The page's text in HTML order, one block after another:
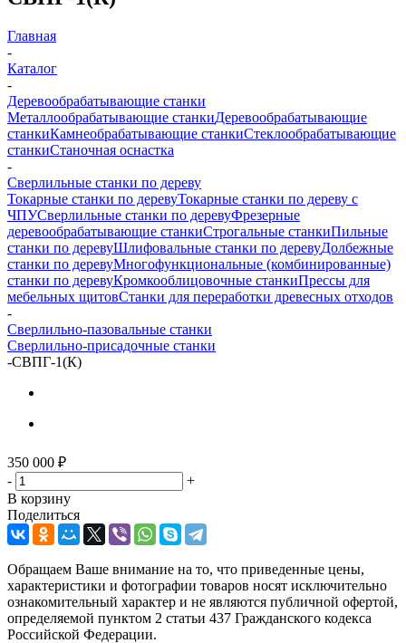
Главная
-
Каталог
-
Деревообрабатывающие станки
Металлообрабатывающие станкиДеревообрабатывающие
станкиКамнеобрабатывающие станкиСтеклообрабатывающие
станкиСтаночная оснастка
-
Сверлильные станки по дереву
Токарные станки по деревуТокарные станки по дереву с
ЧПУСверлильные станки по деревуФрезерные
деревообрабатывающие станкиСтрогальные станкиПильные
станки по деревуШлифовальные станки по деревуДолбежные
станки по деревуМногофункциональные (комбинированные)
станки по деревуКромкооблицовочные станкиПрессы для
мебельных щитовСтанки для переработки древесных отходов
-
Сверлильно-пазовальные станки
Сверлильно-присадочные станки
-СВПГ-1(К)
350 000 ₽
-
+
В корзину
Поделиться
Обращаем Ваше внимание на то, что приведенные цены,
характеристики и фотографии товаров носят исключительно
ознакомительный характер и не являются публичной офертой,
определяемой пунктом 2 статьи 437 Гражданского кодекса
Российской Федерации.